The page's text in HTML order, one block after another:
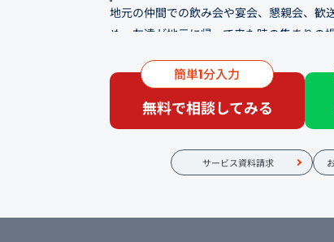
地元の仲間での飲み会や宴会、懇親会、歓
め、友達が地元に帰って来た時の集まりの
馬込駅からすぐ。 丸鶏料理と濃厚水炊き
ダ）」。 〜鳥肌モノの感動を〜というコ
いただけます。 ライブ感のあるアイランド
お一人様でも気軽にご来店いただける雰囲
帰るまでのサクッと一杯一人飲みにちょう
最大50名様までのご利用が可能です。 銘
簡単1分入力
無料で相談してみる
サービス資料請求